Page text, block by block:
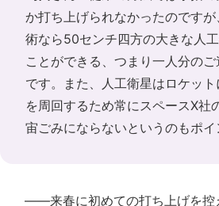
か打ち上げられなかったのです
術なら50センチ四方の大きな人
ことができる、つまり一人分の
です。また、人工衛星はロケッ
を周回するため常にスペースX社
宙ごみにならないというのもポイ
――来春に初めての打ち上げを控